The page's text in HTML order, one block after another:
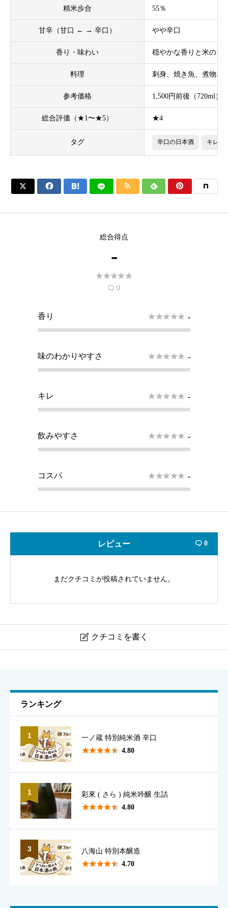
精米歩合 55％
甘辛（甘口 ← → 辛口） やや辛口
香り・味わい 穏やかな香りと米のし
料理 刺身、焼き魚、煮物な
参考価格 1,500円前後（720ml）
総合評価（★1〜★5） ★4
タグ 辛口の日本酒 キレが
     
総合得点
-

 0
香り  -
味のわかりやすさ  -
キレ  -
飲みやすさ  -
コスパ  -
レビュー  0
まだクチコミが投稿されていません。
 クチコミを書く
表示名として使用されます（本名でなくて構いません）
香り
味のわかりやすさ
ランキング
1 一ノ蔵 特別純米酒 辛口
 4.80
1 彩來 ( さら ) 純米吟醸 生詰
 4.80
3 八海山 特別本醸造
 4.70